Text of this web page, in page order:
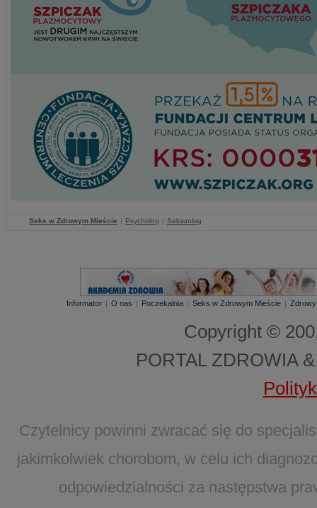
Seks w Zdrowym Mieście | Psycholog | Seksuolog
Informator | O nas | Poczekalnia | Seks w Zdrowym Mieście |
Copyright ©
PORTAL ZDROWIA
Czytelnicy powinni zwracać się do
jakimkolwiek chorobom, w celu ich
odpowiedzialności za następstwa